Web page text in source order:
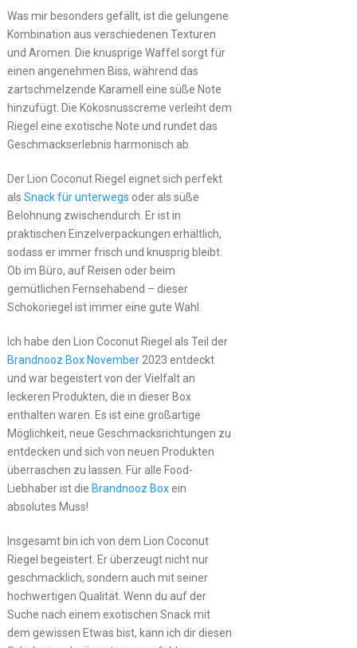
Was mir besonders gefällt, ist die gelungene
Kombination aus verschiedenen Texturen
und Aromen. Die knusprige Waffel sorgt für
einen angenehmen Biss, während das
zartschmelzende Karamell eine süße Note
hinzufügt. Die Kokosnusscreme verleiht dem
Riegel eine exotische Note und rundet das
Geschmackserlebnis harmonisch ab.
Der Lion Coconut Riegel eignet sich perfekt
als Snack für unterwegs oder als süße
Belohnung zwischendurch. Er ist in
praktischen Einzelverpackungen erhältlich,
sodass er immer frisch und knusprig bleibt.
Ob im Büro, auf Reisen oder beim
gemütlichen Fernsehabend – dieser
Schokoriegel ist immer eine gute Wahl.
Ich habe den Lion Coconut Riegel als Teil der
Brandnooz Box November2023 entdeckt
und war begeistert von der Vielfalt an
leckeren Produkten, die in dieser Box
enthalten waren. Es ist eine großartige
Möglichkeit, neue Geschmacksrichtungen zu
entdecken und sich von neuen Produkten
überraschen zu lassen. Für alle Food-
Liebhaber ist die Brandnooz Boxein
absolutes Muss!
Insgesamt bin ich von dem Lion Coconut
Riegel begeistert. Er überzeugt nicht nur
geschmacklich, sondern auch mit seiner
hochwertigen Qualität. Wenn du auf der
Suche nach einem exotischen Snack mit
dem gewissen Etwas bist, kann ich dir diesen